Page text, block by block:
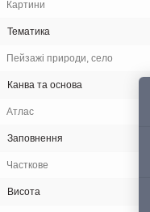
Картини
Тематика
Пейзажі природи, село
Канва та основа
Атлас
Заповнення
Часткове
Висота